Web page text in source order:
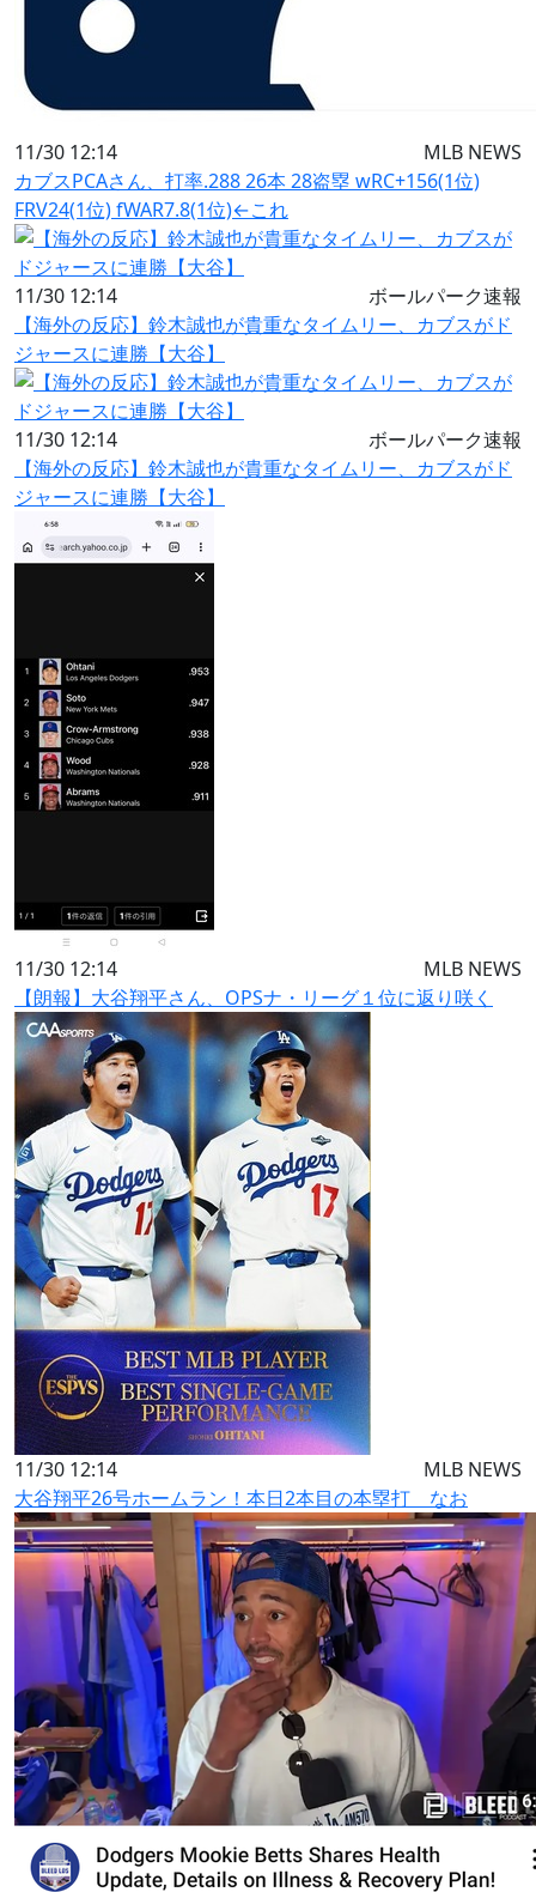
11/30 12:14
MLB NEWS
カブスPCAさん、打率.288 26本 28盗塁 wRC+156(1位)
FRV24(1位) fWAR7.8(1位)←これ
11/30 12:14
ボールパーク速報
【海外の反応】鈴木誠也が貴重なタイムリー、カブスがド
ジャースに連勝【大谷】
11/30 12:14
ボールパーク速報
【海外の反応】鈴木誠也が貴重なタイムリー、カブスがド
ジャースに連勝【大谷】
11/30 12:14
MLB NEWS
【朗報】大谷翔平さん、OPSナ・リーグ１位に返り咲く
11/30 12:14
MLB NEWS
大谷翔平26号ホームラン！本日2本目の本塁打 なお